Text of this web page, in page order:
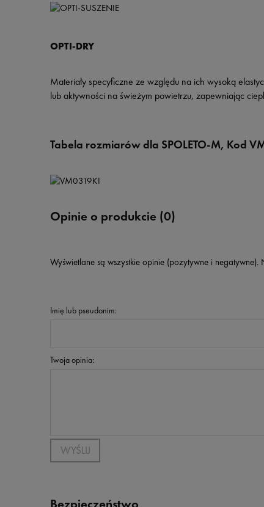
OPTI-DRY
Materiały specyficzne ze względu na ich wysoką
lub aktywności na świeżym powietrzu, zapewniając
Tabela rozmiarówdla SPOLETO-M, Kod
Opinie o produkcie (0)
Wyświetlane są wszystkie opinie (pozytywne i
Imię lub pseudonim:
Twoja opinia:
WYŚLIJ
Bezpieczeństwo